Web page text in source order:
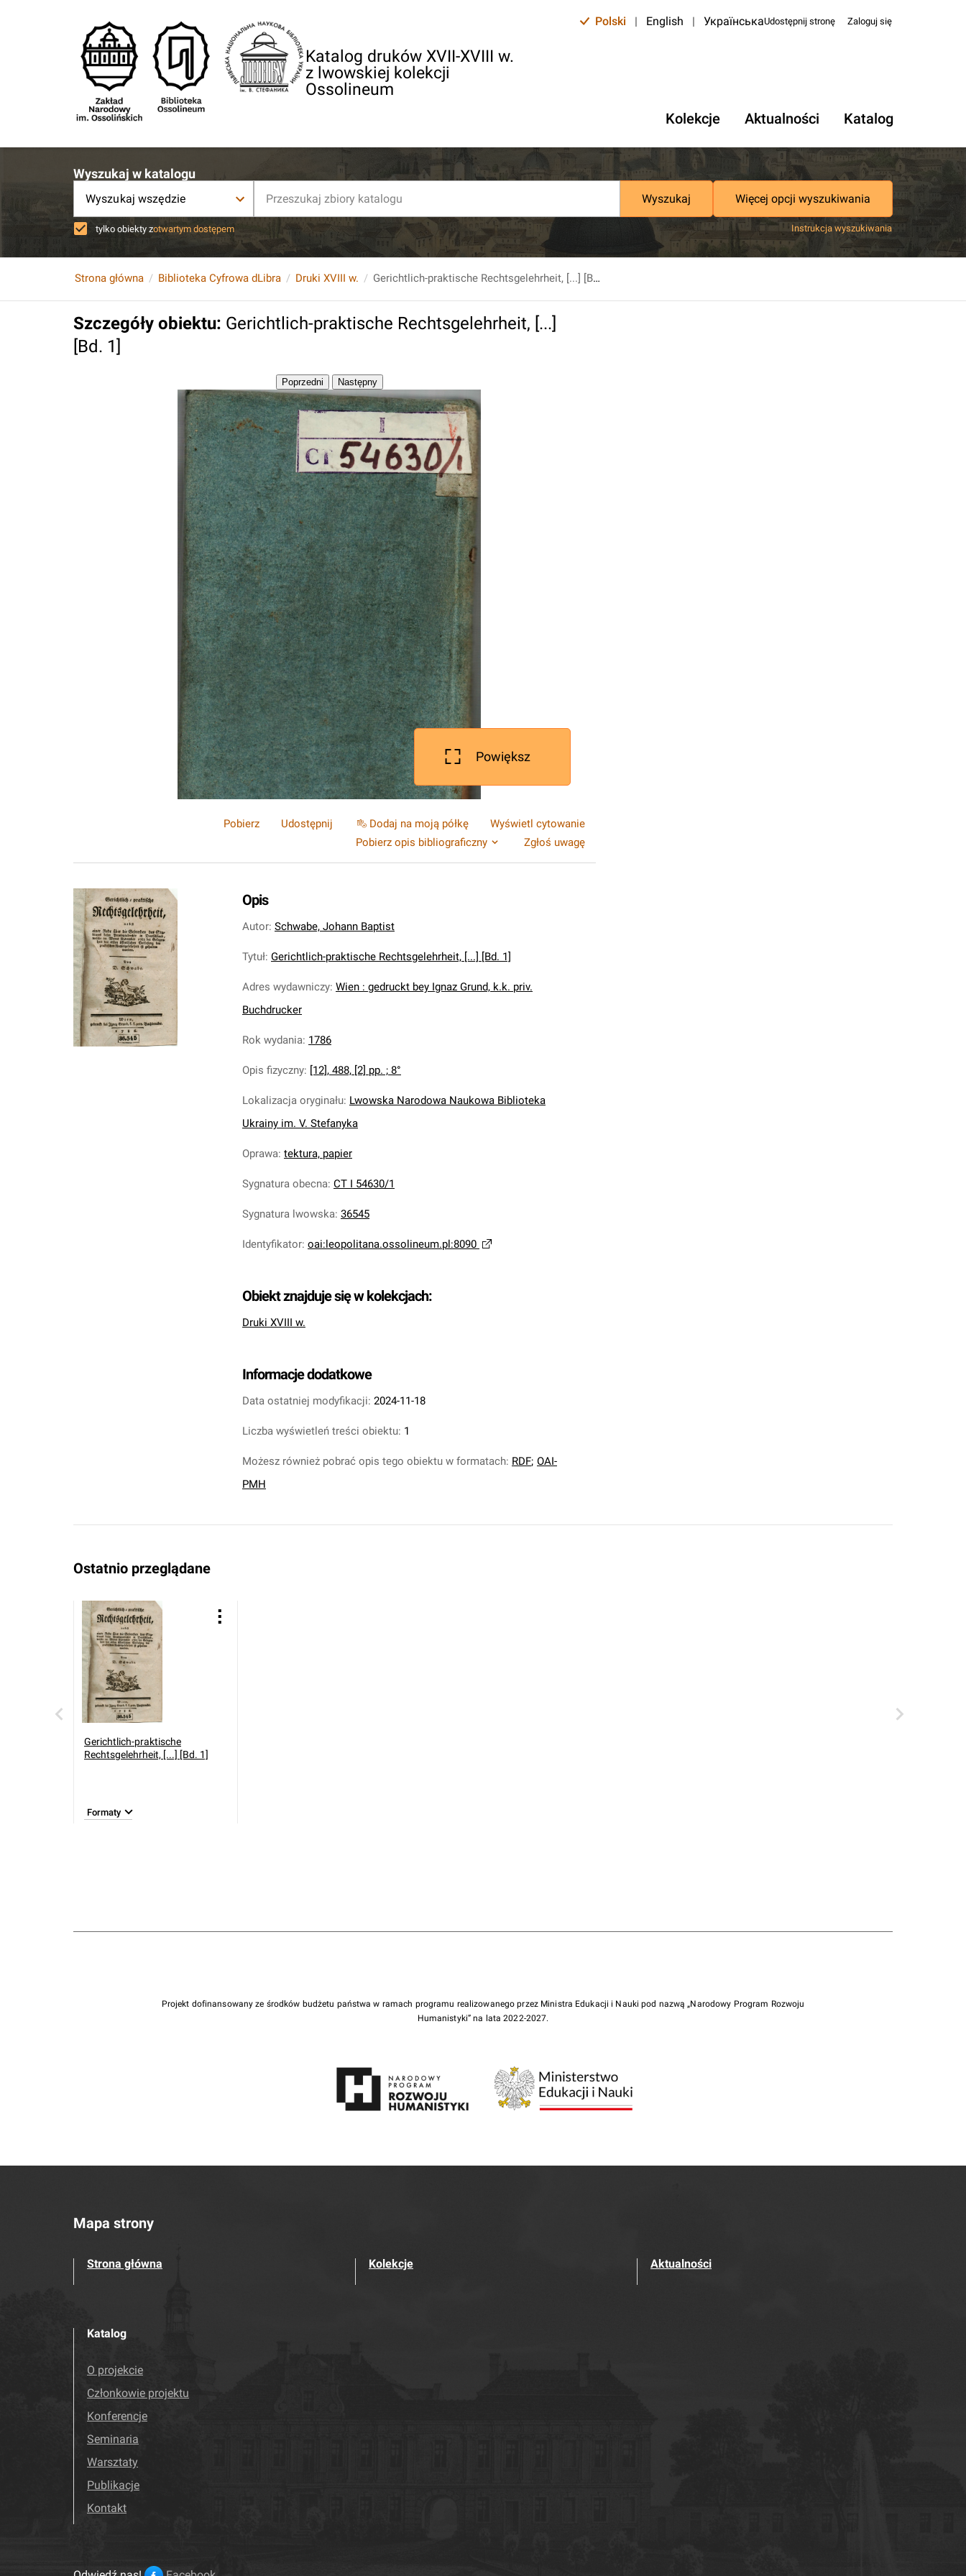
Katalog druków XVII-XVIII w.
z lwowskiej kolekcji
Ossolineum
Polski | English | УкраїнськаUdostępnij stronę Zaloguj się
Kolekcje Aktualności Katalog
Wyszukaj w katalogu
Wyszukaj wszędzie Wyszukaj Więcej opcji wyszukiwania
tylko obiekty zotwartym dostępem Instrukcja wyszukiwania
Strona główna Biblioteka Cyfrowa dLibra Druki XVIII w. Gerichtlich-praktische Rechtsgelehrheit, [...] [Bd. 1]
Szczegóły obiektu: Gerichtlich-praktische Rechtsgelehrheit, [...]
[Bd. 1]
Powiększ
Pobierz Udostępnij Dodaj na moją półkę
Wyświetl cytowanie
Pobierz opis bibliograficzny
Zgłoś uwagę
Opis
Autor: Schwabe, Johann Baptist
Tytuł: Gerichtlich-praktische Rechtsgelehrheit, [...] [Bd. 1]
Adres wydawniczy: Wien : gedruckt bey Ignaz Grund, k.k. priv.
Buchdrucker
Rok wydania: 1786
Opis fizyczny: [12], 488, [2] pp. ; 8°
Lokalizacja oryginału: Lwowska Narodowa Naukowa Biblioteka
Ukrainy im. V. Stefanyka
Oprawa: tektura, papier
Sygnatura obecna: CT I 54630/1
Sygnatura lwowska: 36545
Identyfikator: oai:leopolitana.ossolineum.pl:8090
Obiekt znajduje się w kolekcjach:
Druki XVIII w.
Informacje dodatkowe
Data ostatniej modyfikacji: 2024-11-18
Liczba wyświetleń treści obiektu: 1
Możesz również pobrać opis tego obiektu w formatach: RDF; OAI-
PMH
Ostatnio przeglądane
Gerichtlich-praktische
Rechtsgelehrheit, [...] [Bd. 1]
Formaty
Projekt dofinansowany ze środków budżetu państwa w ramach programu realizowanego przez Ministra Edukacji i Nauki pod nazwą „Narodowy Program Rozwoju
Humanistyki” na lata 2022-2027.
Mapa strony
Strona główna Kolekcje Aktualności
Katalog
O projekcie
Członkowie projektu
Konferencje
Seminaria
Warsztaty
Publikacje
Kontakt